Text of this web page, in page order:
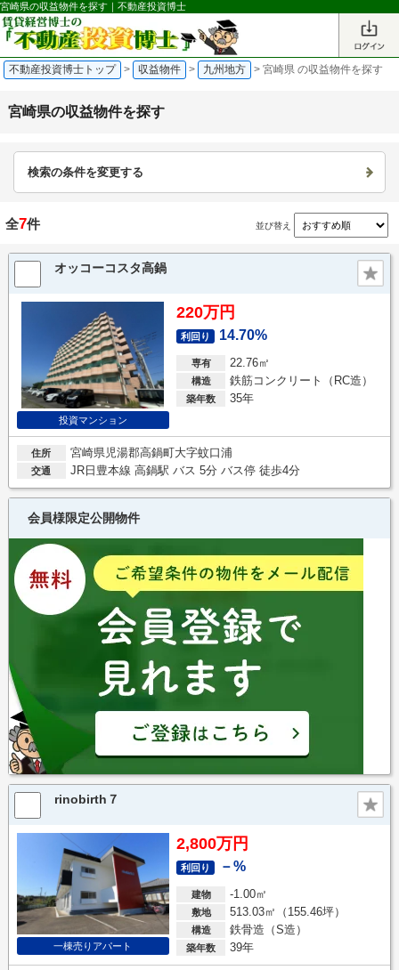
宮崎県の収益物件を探す｜不動産投資博士
不動産投資博士トップ > 収益物件 > 九州地方 > 宮崎県 の収益物件を探す
宮崎県の収益物件を探す
検索の条件を変更する
全7件 並び替え
オッコーコスタ高鍋
投資マンション
220万円
利回り 14.70%
専有 22.76㎡
構造 鉄筋コンクリート（RC造）
築年数 35年
住所 宮崎県児湯郡高鍋町大字蚊口浦
交通 JR日豊本線 高鍋駅 バス 5分 バス停 徒歩4分
会員様限定公開物件
rinobirth７
一棟売りアパート
2,800万円
利回り －%
建物 -1.00㎡
敷地 513.03㎡（155.46坪）
構造 鉄骨造（S造）
築年数 39年